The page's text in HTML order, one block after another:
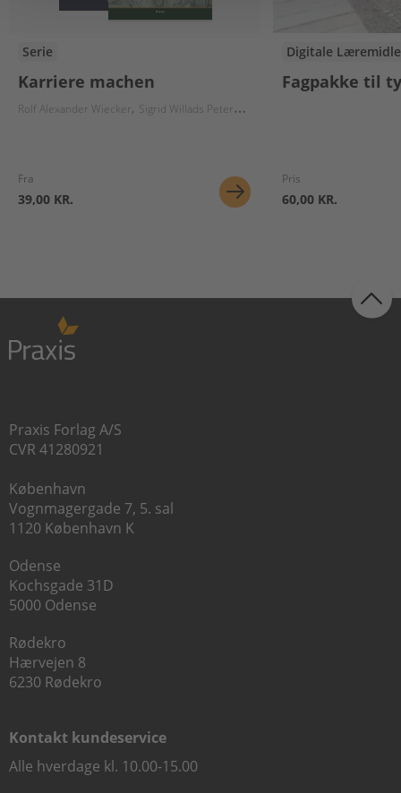
Serie
Karriere machen
Rolf Alexander Wiecker Sigrid Willads Petersen
Fra
39,00 KR.
Digitale
Fagpakke til
Pris
60,00 KR.
Praxis Forlag A/S
CVR 41280921
København
Vognmagergade 7, 5. sal
1120 København K
Odense
Kochsgade 31D
5000 Odense
Rødekro
Hærvejen 8
6230 Rødekro
Kontakt kundeservice
Alle hverdage kl. 10.00-15.00